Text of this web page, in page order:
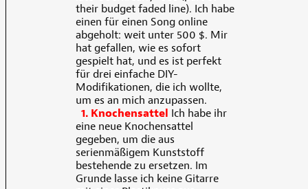
their budget faded line). Ich habe
einen für einen Song online
abgeholt: weit unter 500 $. Mir
hat gefallen, wie es sofort
gespielt hat, und es ist perfekt
für drei einfache DIY-
Modifikationen, die ich wollte,
um es an mich anzupassen.
1. Knochensattel Ich habe ihr
eine neue Knochensattel
gegeben, um die aus
serienmäßigem Kunststoff
bestehende zu ersetzen. Im
Grunde lasse ich keine Gitarre